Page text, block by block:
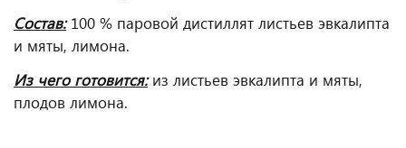
Состав:100 % паровой дистиллят листьев эвкалипта
и мяты, лимона.
Из чего готовится:из листьев эвкалипта и мяты,
плодов лимона.